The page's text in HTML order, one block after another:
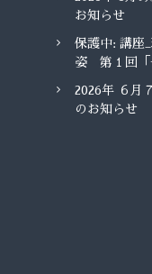
お知らせ
保護中: 講座
姿 第１回「
2026年 ６月
のお知らせ